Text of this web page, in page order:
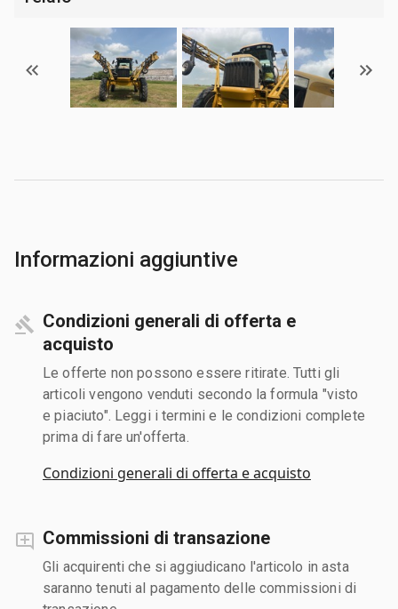
Informazioni aggiuntive
Condizioni generali di offerta e
acquisto
Le offerte non possono essere ritirate. Tutti gli
articoli vengono venduti secondo la formula "visto
e piaciuto". Leggi i termini e le condizioni complete
prima di fare un'offerta.
Condizioni generali di offerta e acquisto
Commissioni di transazione
Gli acquirenti che si aggiudicano l'articolo in asta
saranno tenuti al pagamento delle commissioni di